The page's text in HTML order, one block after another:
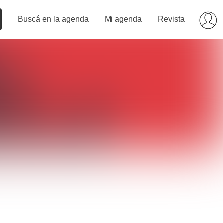
Buscá en la agenda Mi agenda Revista